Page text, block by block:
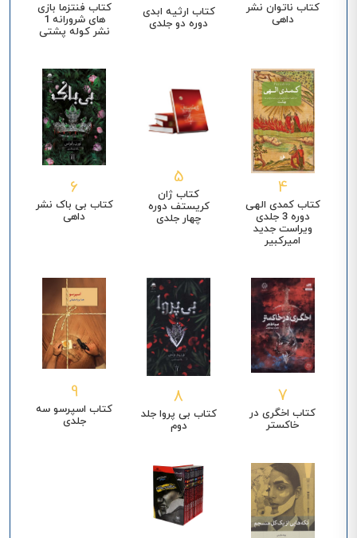
کتاب ناتوان نشر
داهی
کتاب ارثیه ابدی
دوره دو جلدی
کتاب فنتزما بازی
های شرورانه 1
نشر کوله پشتی
4
کتاب کمدی الهی
دوره 3 جلدی
ویراست جدید
امیرکبیر
5
کتاب ژان
کریستف دوره
چهار جلدی
6
کتاب بی باک نشر
داهی
7
کتاب اخگری در
خاکستر
8
کتاب بی پروا جلد
دوم
9
کتاب اسپرسو سه
جلدی